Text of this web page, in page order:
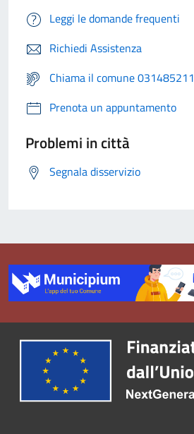
Leggi le domande frequenti
Richiedi Assistenza
Chiama il comune 031485211
Prenota un appuntamento
Problemi in città
Segnala disservizio